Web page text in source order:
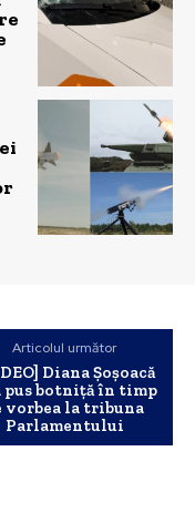
Articolul următor
Diana Șoșoacă
pus botniță în timp
vorbea la tribuna
Parlamentului